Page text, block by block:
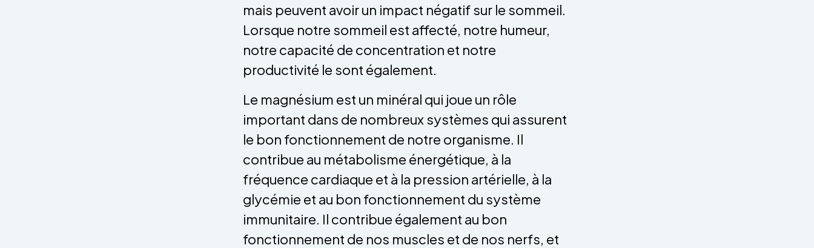
mais peuvent avoir un impact négatif sur le sommeil.
Lorsque notre sommeil est affecté, notre humeur,
notre capacité de concentration et notre
productivité le sont également.
Le magnésium est un minéral qui joue un rôle
important dans de nombreux systèmes qui assurent
le bon fonctionnement de notre organisme. Il
contribue au métabolisme énergétique, à la
fréquence cardiaque et à la pression artérielle, à la
glycémie et au bon fonctionnement du système
immunitaire. Il contribue également au bon
fonctionnement de nos muscles et de nos nerfs, et